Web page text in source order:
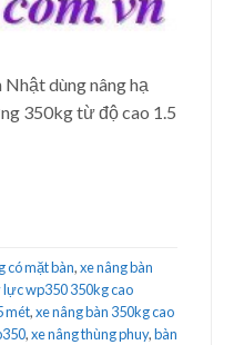
dùng nâng hạ
350kg từ độ cao 1.5
có mặt bàn,xe nâng bàn
lực wp350 350kg cao
mét,xe nâng bàn 350kg cao
,xe nâng thùng phuy,bàn